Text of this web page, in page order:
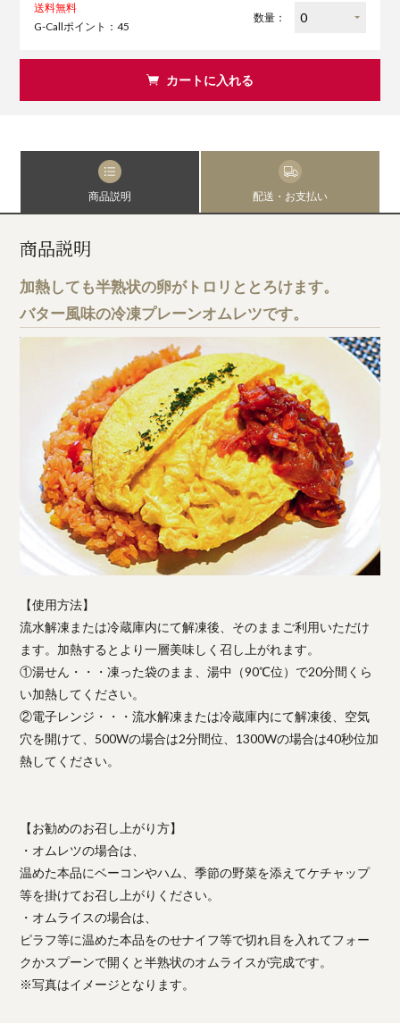
送料無料
G-Callポイント：45
数量：
カートに入れる
商品説明 配送・お支払い
商品説明
加熱しても半熟状の卵がトロリととろけます。
バター風味の冷凍プレーンオムレツです。
【使用方法】
流水解凍または冷蔵庫内にて解凍後、そのままご利用いただけ
ます。加熱するとより一層美味しく召し上がれます。
①湯せん・・・凍った袋のまま、湯中（90℃位）で20分間くら
い加熱してください。
②電子レンジ・・・流水解凍または冷蔵庫内にて解凍後、空気
穴を開けて、500Wの場合は2分間位、1300Wの場合は40秒位加
熱してください。
【お勧めのお召し上がり方】
・オムレツの場合は、
温めた本品にベーコンやハム、季節の野菜を添えてケチャップ
等を掛けてお召し上がりください。
・オムライスの場合は、
ピラフ等に温めた本品をのせナイフ等で切れ目を入れてフォー
クかスプーンで開くと半熟状のオムライスが完成です。
※写真はイメージとなります。